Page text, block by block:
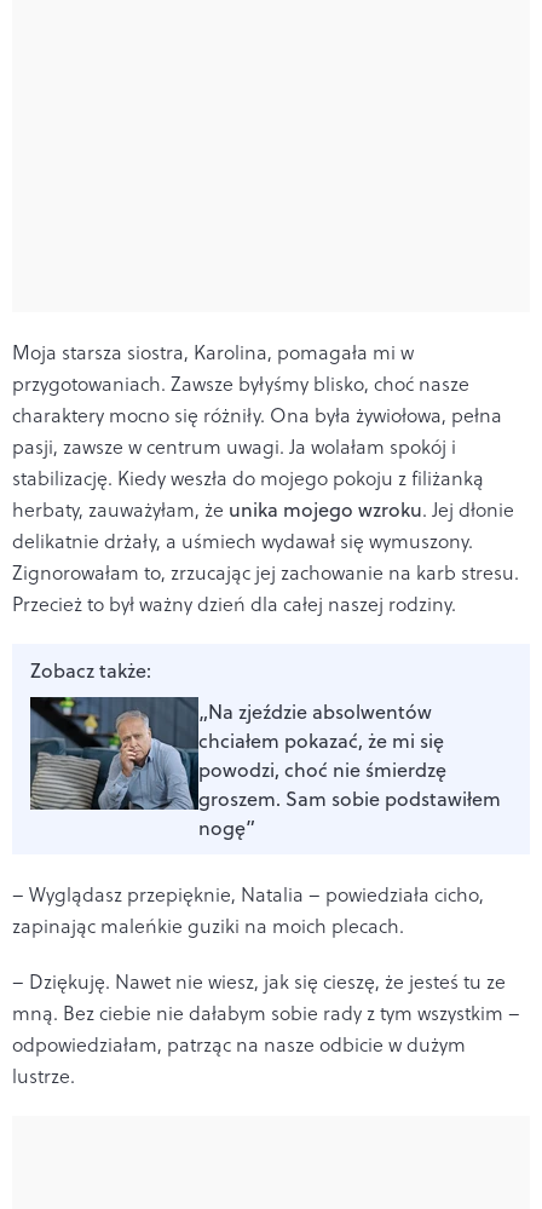
Moja starsza siostra, Karolina, pomagała mi w
przygotowaniach. Zawsze byłyśmy blisko, choć nasze
charaktery mocno się różniły. Ona była żywiołowa, pełna
pasji, zawsze w centrum uwagi. Ja wolałam spokój i
stabilizację. Kiedy weszła do mojego pokoju z filiżanką
herbaty, zauważyłam, że unika mojego wzroku. Jej dłonie
delikatnie drżały, a uśmiech wydawał się wymuszony.
Zignorowałam to, zrzucając jej zachowanie na karb stresu.
Przecież to był ważny dzień dla całej naszej rodziny.
Zobacz także:
„Na zjeździe absolwentów
chciałem pokazać, że mi się
powodzi, choć nie śmierdzę
groszem. Sam sobie podstawiłem
nogę”
– Wyglądasz przepięknie, Natalia – powiedziała cicho,
zapinając maleńkie guziki na moich plecach.
– Dziękuję. Nawet nie wiesz, jak się cieszę, że jesteś tu ze
mną. Bez ciebie nie dałabym sobie rady z tym wszystkim –
odpowiedziałam, patrząc na nasze odbicie w dużym
lustrze.